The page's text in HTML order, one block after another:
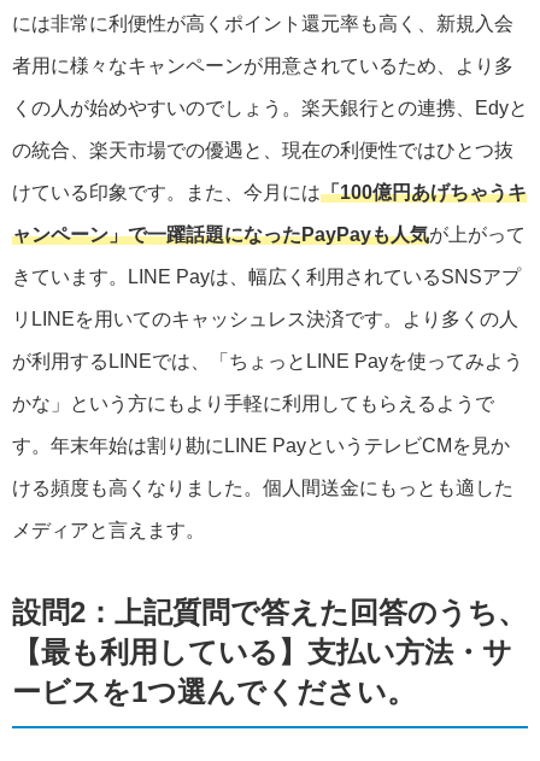
には非常に利便性が高くポイント還元率も高く、新規入会
者用に様々なキャンペーンが用意されているため、より多
くの人が始めやすいのでしょう。楽天銀行との連携、Edyと
の統合、楽天市場での優遇と、現在の利便性ではひとつ抜
けている印象です。また、今月には「100億円あげちゃうキ
ャンペーン」で一躍話題になったPayPayも人気が上がって
きています。LINE Payは、幅広く利用されているSNSアプ
リLINEを用いてのキャッシュレス決済です。より多くの人
が利用するLINEでは、「ちょっとLINE Payを使ってみよう
かな」という方にもより手軽に利用してもらえるようで
す。年末年始は割り勘にLINE PayというテレビCMを見か
ける頻度も高くなりました。個人間送金にもっとも適した
メディアと言えます。
設問2：上記質問で答えた回答のうち、
【最も利用している】支払い方法・サ
ービスを1つ選んでください。